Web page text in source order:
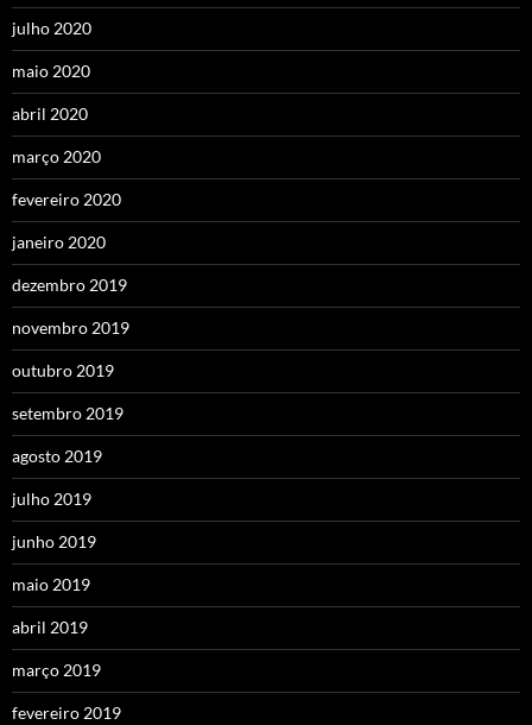
julho 2020
maio 2020
abril 2020
março 2020
fevereiro 2020
janeiro 2020
dezembro 2019
novembro 2019
outubro 2019
setembro 2019
agosto 2019
julho 2019
junho 2019
maio 2019
abril 2019
março 2019
fevereiro 2019